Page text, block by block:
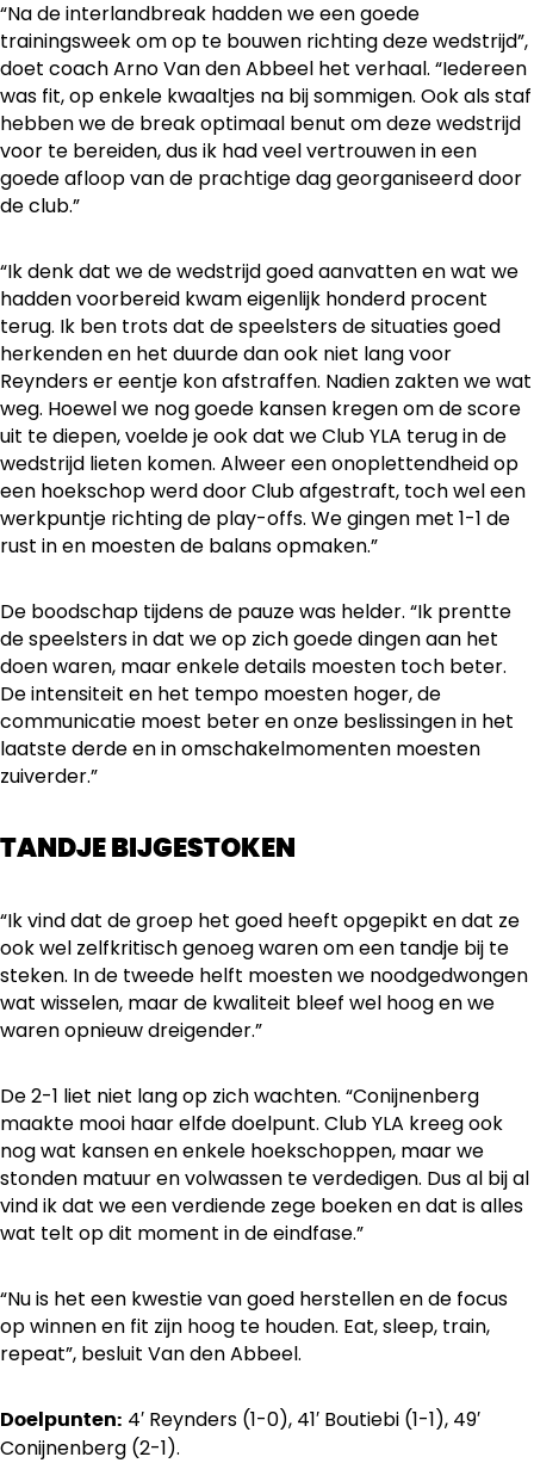
“Na de interlandbreak hadden we een goede
trainingsweek om op te bouwen richting deze wedstrijd”,
doet coach Arno Van den Abbeel het verhaal. “Iedereen
was fit, op enkele kwaaltjes na bij sommigen. Ook als staf
hebben we de break optimaal benut om deze wedstrijd
voor te bereiden, dus ik had veel vertrouwen in een
goede afloop van de prachtige dag georganiseerd door
de club.”
“Ik denk dat we de wedstrijd goed aanvatten en wat we
hadden voorbereid kwam eigenlijk honderd procent
terug. Ik ben trots dat de speelsters de situaties goed
herkenden en het duurde dan ook niet lang voor
Reynders er eentje kon afstraffen. Nadien zakten we wat
weg. Hoewel we nog goede kansen kregen om de score
uit te diepen, voelde je ook dat we Club YLA terug in de
wedstrijd lieten komen. Alweer een onoplettendheid op
een hoekschop werd door Club afgestraft, toch wel een
werkpuntje richting de play-offs. We gingen met 1-1 de
rust in en moesten de balans opmaken.”
De boodschap tijdens de pauze was helder. “Ik prentte
de speelsters in dat we op zich goede dingen aan het
doen waren, maar enkele details moesten toch beter.
De intensiteit en het tempo moesten hoger, de
communicatie moest beter en onze beslissingen in het
laatste derde en in omschakelmomenten moesten
zuiverder.”
TANDJE BIJGESTOKEN
“Ik vind dat de groep het goed heeft opgepikt en dat ze
ook wel zelfkritisch genoeg waren om een tandje bij te
steken. In de tweede helft moesten we noodgedwongen
wat wisselen, maar de kwaliteit bleef wel hoog en we
waren opnieuw dreigender.”
De 2-1 liet niet lang op zich wachten. “Conijnenberg
maakte mooi haar elfde doelpunt. Club YLA kreeg ook
nog wat kansen en enkele hoekschoppen, maar we
stonden matuur en volwassen te verdedigen. Dus al bij al
vind ik dat we een verdiende zege boeken en dat is alles
wat telt op dit moment in de eindfase.”
“Nu is het een kwestie van goed herstellen en de focus
op winnen en fit zijn hoog te houden. Eat, sleep, train,
repeat”, besluit Van den Abbeel.
Doelpunten: 4′ Reynders (1-0), 41′ Boutiebi (1-1), 49′
Conijnenberg (2-1).